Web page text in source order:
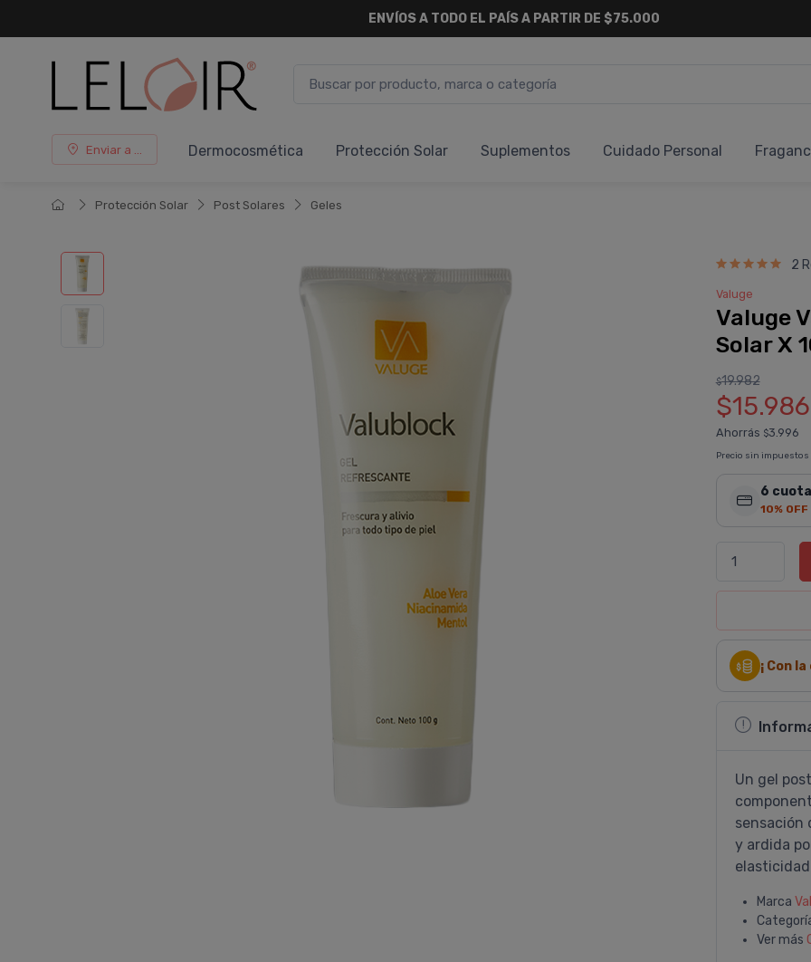
Enviar a ... Dermocosmética Protección Solar Suplementos Cuidado Personal
Protección Solar Post Solares Geles
2
Valuge
Valuge
Solar X
$19.982
$15.986
Ahorrás $3.996
Precio sin
6
10% OFF
¡ Con
Un gel
sensación
y ardida
Marca
Ver más